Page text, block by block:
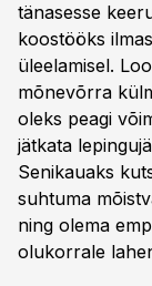
tänasesse
koostööks
üleelamisel.
mõnevõrra
oleks peagi
jätkata
Senikauaks
suhtuma
ning olema
olukorrale